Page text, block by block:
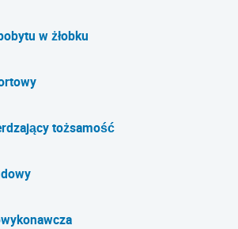
w żłobku
tożsamość